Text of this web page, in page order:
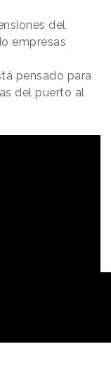
del
empresas
pensado para
del puerto al